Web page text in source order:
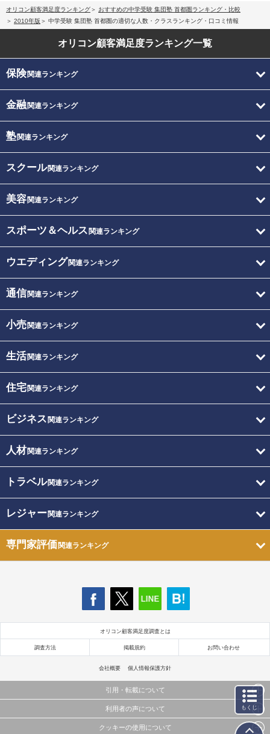
オリコン顧客満足度ランキング
おすすめの中学受験 集団塾 首都圏ランキング・比較
2010年版
中学受験 集団塾 首都圏の適切な人数・クラスランキング・口コミ情報
オリコン顧客満足度ランキング一覧
保険関連ランキング
金融関連ランキング
塾関連ランキング
スクール関連ランキング
美容関連ランキング
スポーツ＆ヘルス 関連ランキング
ウエディング関連ランキング
通信関連ランキング
小売関連ランキング
生活関連ランキング
住宅関連ランキング
ビジネス 関連ランキング
人材関連ランキング
トラベル関連ランキング
レジャー関連ランキング
専門家評価関連ランキング
オリコン顧客満足度調査とは
調査方法 掲載規約 お問い合わせ
会社概要 個人情報保護方針
引用・転載について
当サイトで公開されている情報（文字、写真、イラスト、画像データ等）及びこれらの配置・
これらの情報を権利者の許可なく無断転載・複製などの二次利用を行うことは固く禁じており
利用者の声について
当サイトに掲載している内容はすべてサービスの利用者が提出された見解・感想です。
クッキーの使用について
もくじ